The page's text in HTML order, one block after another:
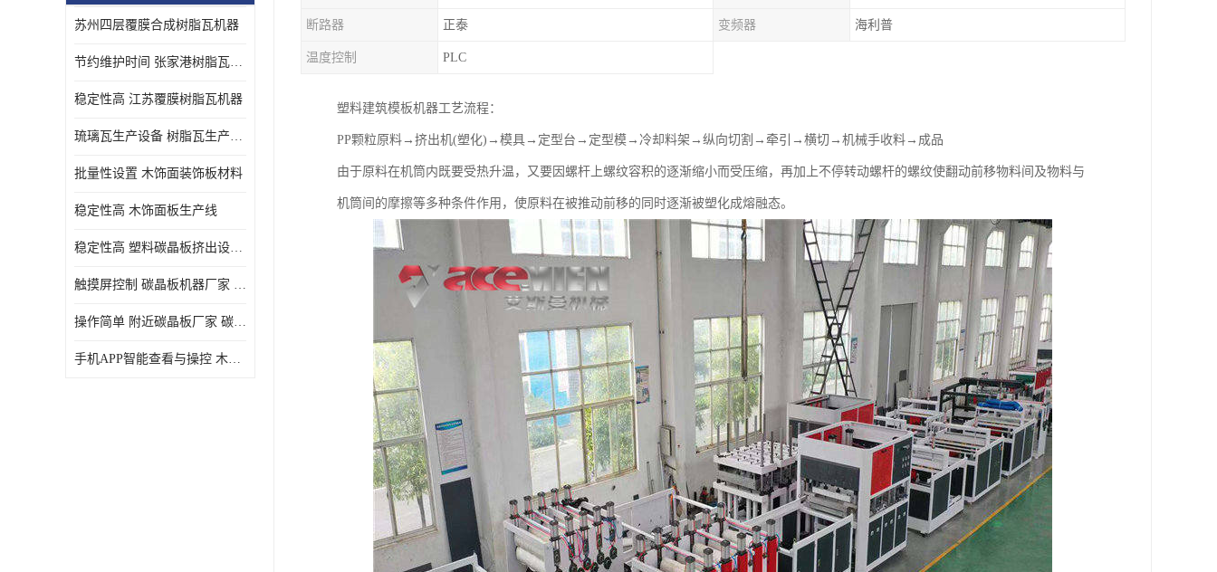
苏州四层覆膜合成树脂瓦机器
节约维护时间 张家港树脂瓦小青瓦成型机
稳定性高 江苏覆膜树脂瓦机器
琉璃瓦生产设备 树脂瓦生产设备
批量性设置 木饰面装饰板材料
稳定性高 木饰面板生产线
稳定性高 塑料碳晶板挤出设备 碳晶板设备
触摸屏控制 碳晶板机器厂家 碳晶板全屋装修的利和弊
操作简单 附近碳晶板厂家 碳晶板机器厂家
手机APP智能查看与操控 木饰面板机器
断路器 正泰 变频器 海利普
温度控制 PLC
塑料建筑模板机器工艺流程：
PP颗粒原料→挤出机(塑化)→模具→定型台→定型模→冷却料架→纵向切割→牵引→横切→机械手收料→成品
由于原料在机筒内既要受热升温，又要因螺杆上螺纹容积的逐渐缩小而受压缩，再加上不停转动螺杆的螺纹使翻动前移物料间及物料与
机筒间的摩擦等多种条件作用，使原料在被推动前移的同时逐渐被塑化成熔融态。